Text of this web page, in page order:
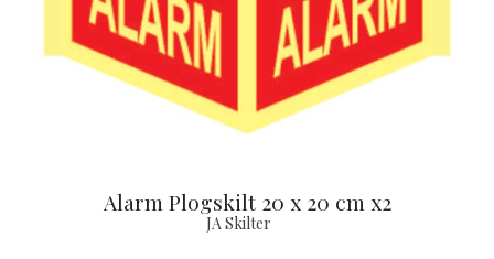
Alarm Plogskilt 20 x 20 cm x2
JA Skilter